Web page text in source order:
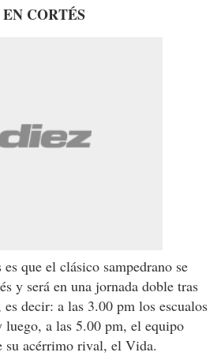
CORTÉS
que el clásico sampedrano se
y será en una jornada doble tras
es decir: a las 3.00 pm los escualos
luego, a las 5.00 pm, el equipo
su acérrimo rival, el Vida.